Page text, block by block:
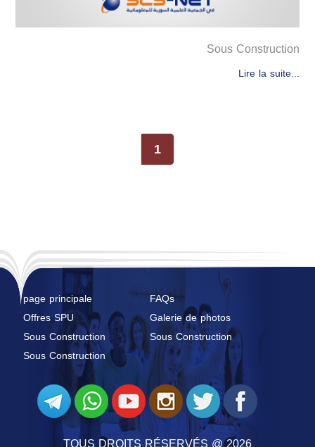
Sous Construction
Lire la suite...
1
page principale
FAQs
Offres SPU
Galerie de photos
Sous Construction
Sous Construction
Sous Construction